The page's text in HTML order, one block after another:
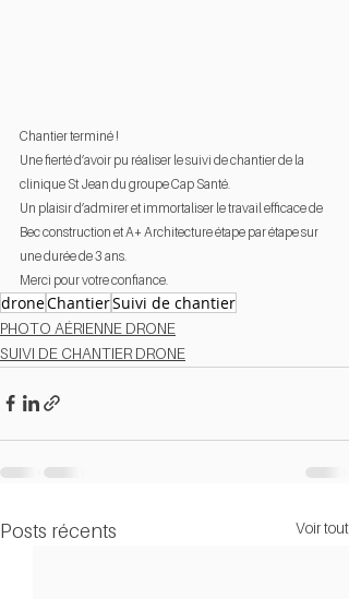
Chantier terminé !
Une fierté d’avoir pu réaliser le suivi de chantier de la
clinique St Jean du groupe Cap Santé.
Un plaisir d’admirer et immortaliser le travail efficace de
Bec construction et A+ Architecture étape par étape sur
une durée de 3 ans.
Merci pour votre confiance.
droneChantierSuivi de chantier
PHOTO AÉRIENNE DRONE
SUIVI DE CHANTIER DRONE
Posts récents Voir tout